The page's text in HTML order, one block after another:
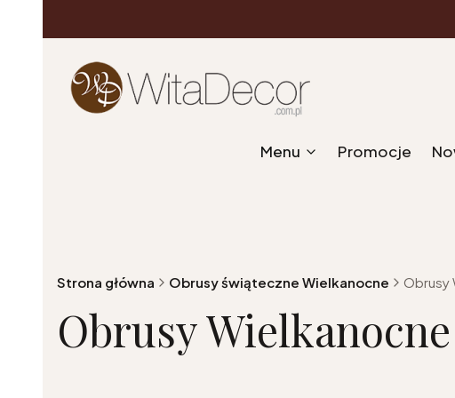
Menu Promocje
Strona główna Obrusy świąteczne Wielkanocne Obrusy
Obrusy Wielkanocne